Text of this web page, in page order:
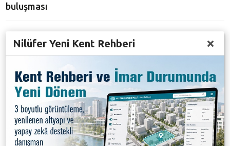
buluşması
Bozbey’den Beşevler’de Gençlik ve Spor Kulübü’ne
destek
02.08.2015 14:56
Ataevler Gençlik ve Spor Kulübü açıldı
28.05.2015 10:01
Yolçatılı gençler halı sahaya kavuşuyor
Nilüfer Yeni Kent Rehberi